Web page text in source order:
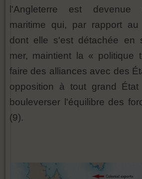
l'Angleterre est devenue
maritime qui, par rapport
dont elle s'est détachée en
mer, maintient la « politique
faire des alliances avec des
opposition à tout grand
bouleverser l'équilibre des
(9).